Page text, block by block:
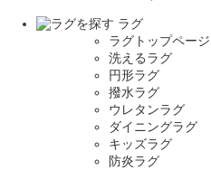
ラグ
ラグトップページ
洗えるラグ
円形ラグ
撥水ラグ
ウレタンラグ
ダイニングラグ
キッズラグ
防炎ラグ